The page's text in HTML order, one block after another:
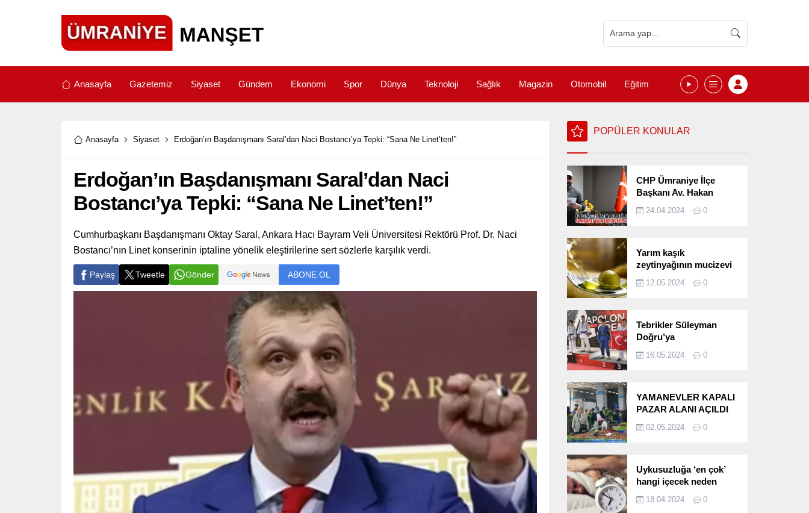
Anasayfa Gazetemiz Siyaset Gündem Ekonomi Spor Dünya Teknoloji Sağlık Magazin Otomobil Eğitim
Anasayfa Siyaset Erdoğan’ın Başdanışmanı Saral’dan Naci Bostancı’ya Tepki: “Sana Ne Linet’ten!”
Erdoğan’ın Başdanışmanı Saral’dan Naci
Bostancı’ya Tepki: “Sana Ne Linet’ten!”
Cumhurbaşkanı Başdanışmanı Oktay Saral, Ankara Hacı Bayram Veli Üniversitesi Rektörü Prof. Dr. Naci
Bostancı’nın Linet konserinin iptaline yönelik eleştirilerine sert sözlerle karşılık verdi.
Paylaş Tweetle Gönder ABONE OL
POPÜLER KONULAR
CHP Ümraniye İlçe
Başkanı Av. Hakan
Seçimlerini
24.04.2024 0
Yarım kaşık
zeytinyağının mucizevi
12.05.2024 0
Tebrikler Süleyman
Doğru’ya
16.05.2024 0
YAMANEVLER KAPALI
PAZAR ALANI AÇILDI
02.05.2024 0
Uykusuzluğa ‘en çok’
hangi içecek neden
18.04.2024 0